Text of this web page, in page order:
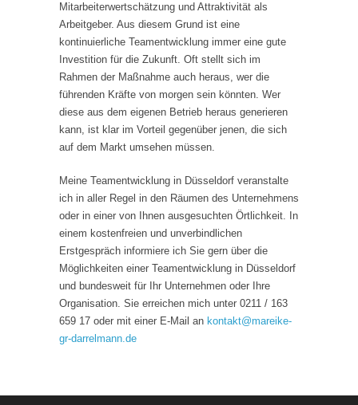
Mitarbeiterwertschätzung und Attraktivität als
Arbeitgeber. Aus diesem Grund ist eine
kontinuierliche Teamentwicklung immer eine gute
Investition für die Zukunft. Oft stellt sich im
Rahmen der Maßnahme auch heraus, wer die
führenden Kräfte von morgen sein könnten. Wer
diese aus dem eigenen Betrieb heraus generieren
kann, ist klar im Vorteil gegenüber jenen, die sich
auf dem Markt umsehen müssen.
Meine Teamentwicklung in Düsseldorf veranstalte
ich in aller Regel in den Räumen des Unternehmens
oder in einer von Ihnen ausgesuchten Örtlichkeit. In
einem kostenfreien und unverbindlichen
Erstgespräch informiere ich Sie gern über die
Möglichkeiten einer Teamentwicklung in Düsseldorf
und bundesweit für Ihr Unternehmen oder Ihre
Organisation. Sie erreichen mich unter 0211 / 163
659 17 oder mit einer E-Mail an kontakt@mareike-
gr-darrelmann.de